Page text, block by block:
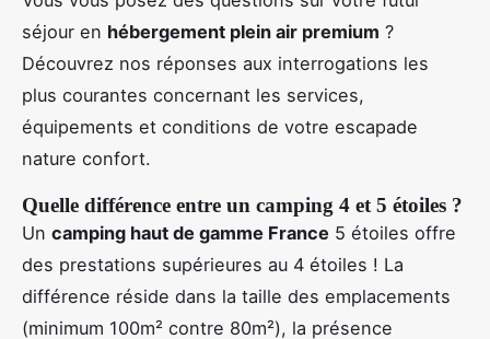
séjour en hébergement plein air premium ?
Découvrez nos réponses aux interrogations les
plus courantes concernant les services,
équipements et conditions de votre escapade
nature confort.
Quelle différence entre un camping 4 et 5 étoiles ?
Un camping haut de gamme France 5 étoiles offre
des prestations supérieures au 4 étoiles ! La
différence réside dans la taille des emplacements
(minimum 100m² contre 80m²), la présence